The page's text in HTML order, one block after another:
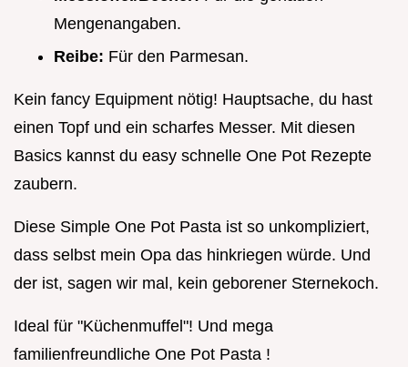
Mengenangaben.
Reibe: Für den Parmesan.
Kein fancy Equipment nötig! Hauptsache, du hast
einen Topf und ein scharfes Messer. Mit diesen
Basics kannst du easy schnelle One Pot Rezepte
zaubern.
Diese Simple One Pot Pasta ist so unkompliziert,
dass selbst mein Opa das hinkriegen würde. Und
der ist, sagen wir mal, kein geborener Sternekoch.
Ideal für "Küchenmuffel"! Und mega
familienfreundliche One Pot Pasta !